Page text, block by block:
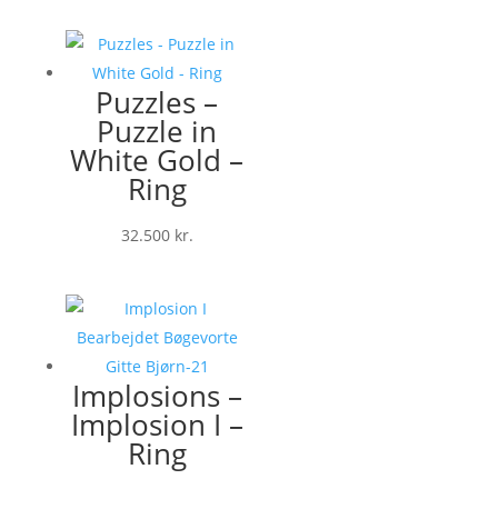
Puzzles –
Puzzle in
White Gold –
Ring
32.500 kr.
Implosions –
Implosion I –
Ring